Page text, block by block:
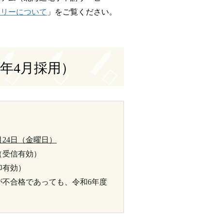
ーについて 」をご覧ください。
4月採用）
日（金曜日）
信有効）
効）
合格であっても、令和6年度